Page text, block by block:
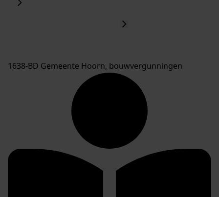
1638-BD Gemeente Hoorn, bouwvergunningen